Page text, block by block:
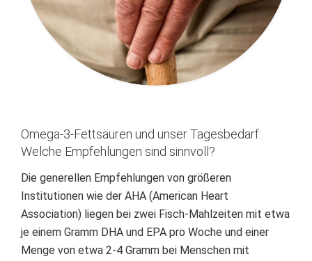
Omega-3-Fettsäuren und unser Tagesbedarf:
Welche Empfehlungen sind sinnvoll?
Die generellen Empfehlungen von größeren
Institutionen wie der AHA (American Heart
Association) liegen bei zwei Fisch-Mahlzeiten mit etwa
je einem Gramm DHA und EPA pro Woche und einer
Menge von etwa 2-4 Gramm bei Menschen mit